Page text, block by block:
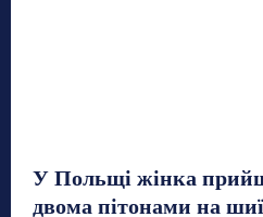
У Польщі жінка
двома пітонами на шиї